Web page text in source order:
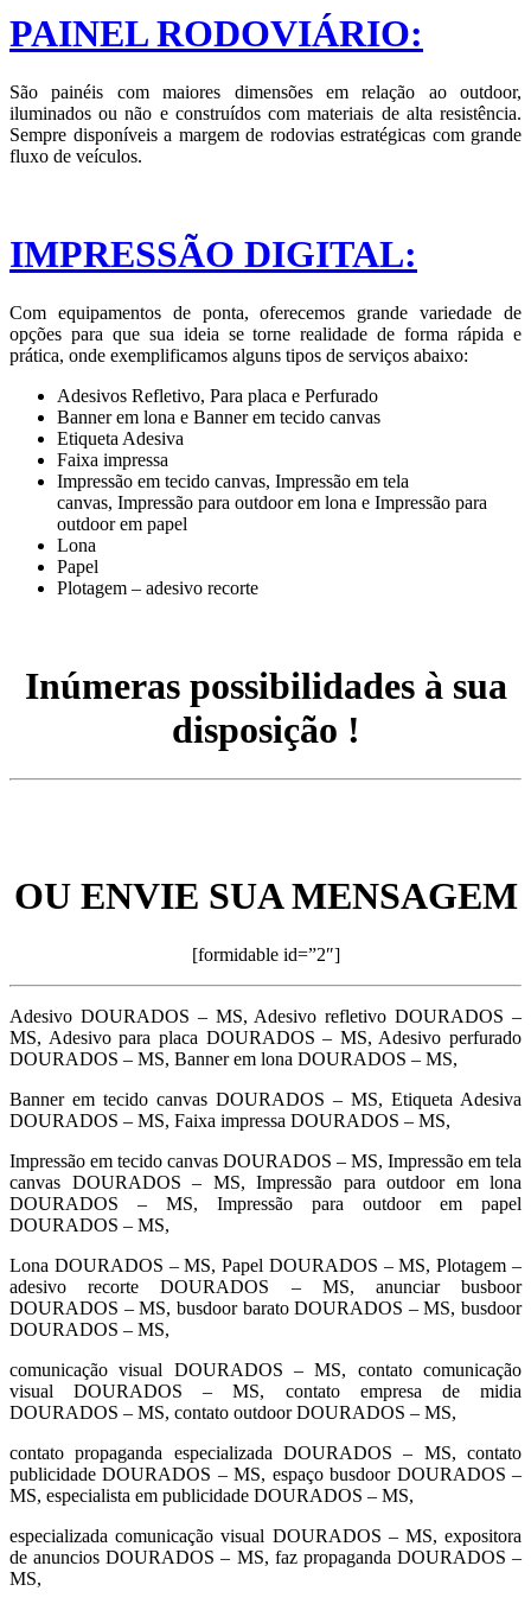
PAINEL RODOVIÁRIO:
São painéis com maiores dimensões em relação ao outdoor,
iluminados ou não e construídos com materiais de alta resistência.
Sempre disponíveis a margem de rodovias estratégicas com grande
fluxo de veículos.
IMPRESSÃO DIGITAL:
Com equipamentos de ponta, oferecemos grande variedade de
opções para que sua ideia se torne realidade de forma rápida e
prática, onde exemplificamos alguns tipos de serviços abaixo:
Adesivos Refletivo, Para placa e Perfurado
Banner em lona e Banner em tecido canvas
Etiqueta Adesiva
Faixa impressa
Impressão em tecido canvas, Impressão em tela
canvas, Impressão para outdoor em lona e Impressão para
outdoor em papel
Lona
Papel
Plotagem – adesivo recorte
Inúmeras possibilidades à sua
disposição !
OU ENVIE SUA MENSAGEM
[formidable id=”2″]
Adesivo DOURADOS – MS, Adesivo refletivo DOURADOS –
MS, Adesivo para placa DOURADOS – MS, Adesivo perfurado
DOURADOS – MS, Banner em lona DOURADOS – MS,
Banner em tecido canvas DOURADOS – MS, Etiqueta Adesiva
DOURADOS – MS, Faixa impressa DOURADOS – MS,
Impressão em tecido canvas DOURADOS – MS, Impressão em tela
canvas DOURADOS – MS, Impressão para outdoor em lona
DOURADOS – MS, Impressão para outdoor em papel
DOURADOS – MS,
Lona DOURADOS – MS, Papel DOURADOS – MS, Plotagem –
adesivo recorte DOURADOS – MS, anunciar busboor
DOURADOS – MS, busdoor barato DOURADOS – MS, busdoor
DOURADOS – MS,
comunicação visual DOURADOS – MS, contato comunicação
visual DOURADOS – MS, contato empresa de midia
DOURADOS – MS, contato outdoor DOURADOS – MS,
contato propaganda especializada DOURADOS – MS, contato
publicidade DOURADOS – MS, espaço busdoor DOURADOS –
MS, especialista em publicidade DOURADOS – MS,
especializada comunicação visual DOURADOS – MS, expositora
de anuncios DOURADOS – MS, faz propaganda DOURADOS –
MS,